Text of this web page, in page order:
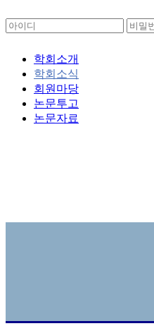
학회소개
학회소식
회원마당
논문투고
논문자료